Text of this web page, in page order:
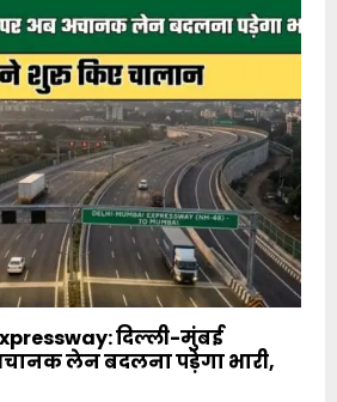
दिल्ली-मुंबई
लेन बदलना पड़ेगा भारी,